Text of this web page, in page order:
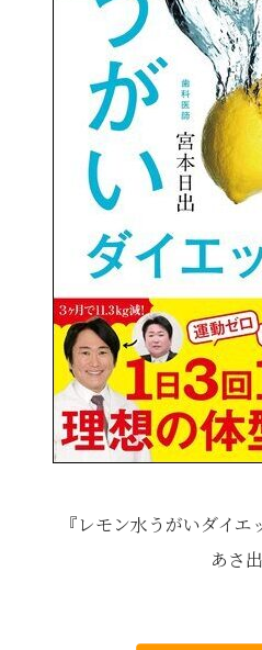
『レモン水うがいダイエ
あさ